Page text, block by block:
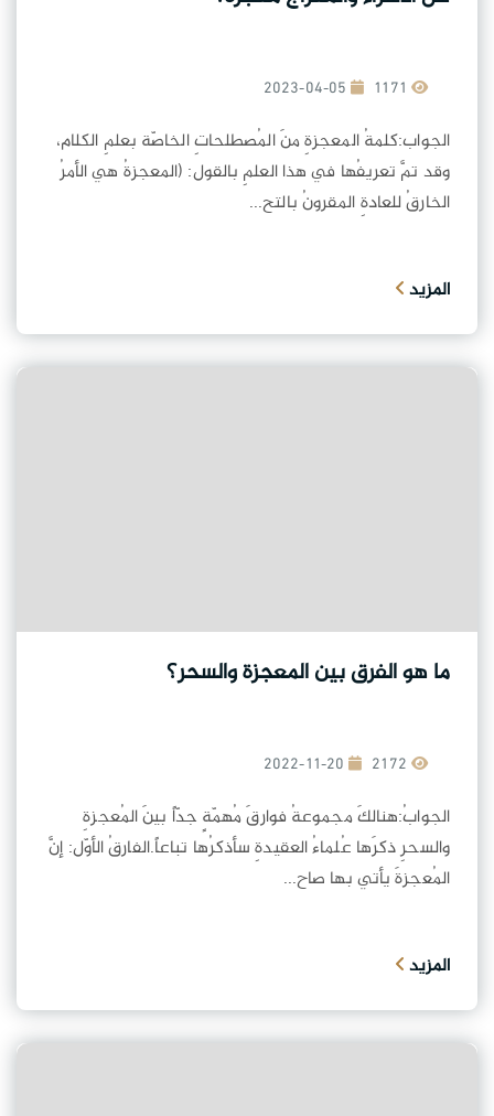
2023-04-05
الجواب:كلمةُ المعجزةِ منَ المُصطلحاتِ الخاصّة بعلمِ الكلام،
وقد تمَّ تعريفُها في هذا العلمِ بالقول: (المعجزةُ هي الأمرُ
الخارقُ للعادةِ المقرونُ بالتح...
المزيد
ما هو الفرق بين المعجزة والسحر؟
2022-11-20
الجوابُ:هنالكَ مجموعةُ فوارقَ مُهمّةٍ جدّاً بينَ المُعجزةِ
والسحرِ ذكرَها عُلماءُ العقيدةِ سأذكرُها تباعاً.الفارقُ الأوّل: إنَّ
المُعجزةَ يأتي بها صاح...
المزيد